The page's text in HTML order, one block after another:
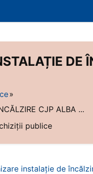
DE
CJP ALBA ...
publice
instalație de